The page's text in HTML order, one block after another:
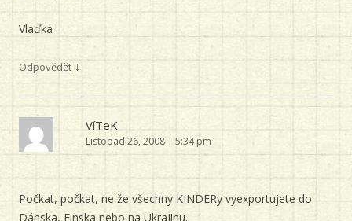
Vlaďka
Odpovědět ↓
VíTeK
Listopad 26, 2008 | 5:34 pm
Počkat, počkat, ne že všechny KINDERy vyexportujete do
Dánska, Finska nebo na Ukrajinu.